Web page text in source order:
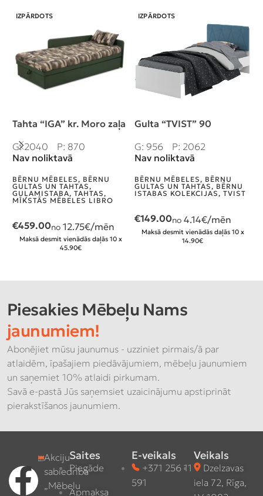
IZPĀRDOTS
Tahta “IGA” kr. Moro zaļa
G: 2040
P: 870
Nav noliktavā
BĒRNU MĒBELES, BĒRNU
GULTAS UN TAHTAS,
GUĻAMISTABA, TAHTAS,
MĪKSTĀS MĒBELES LIBRO
€459.00no 12.75€/mēn
Maksā desmit vienādās daļās 10 x
45.90€
IZPĀRDOTS
Gulta “TVIST” 90
G: 956
P: 2062
Nav noliktavā
BĒRNU MĒBELES, BĒRNU
GULTAS UN TAHTAS, BĒRNU
ISTABAS KOLEKCIJAS, TVIST
€149.00no 4.14€/mēn
Maksā desmit vienādās daļās 10 x
14.90€
Piesakies Mēbeļu Nams
jaunumiem!
Abonējiet mūsu jaunumus - uzziniet pirmais/ā par
atlaidēm, īpašajiem piedāvājumiem, mēbeļu jaunumiem
un saņemiet 10% atlaidi pirkumam.
Savā e-pastā Jūs saņemsiet uzaicinājumu apstiprināt
pierakstīšanos jaunumiem.
Akciju
sabiedrība
„Mēbeļu
Saites
Piegāde
Apmaksa
E-veikals
+371 256 11
591
Veikals
Dzelzavas
iela 72, Rīga,